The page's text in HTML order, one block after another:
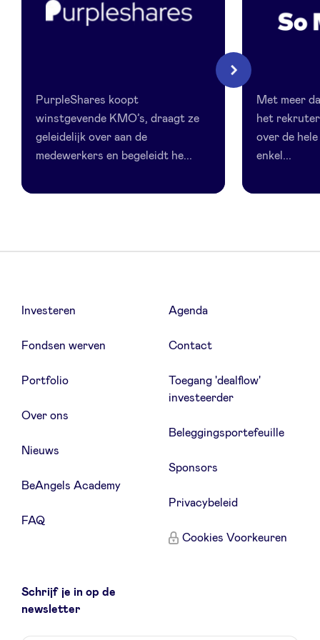
PurpleShares koopt
winstgevende KMO’s, draagt ze
geleidelijk over aan de
medewerkers en begeleidt he...
Met meer
het
over de
enkel...
Volgende
Investeren
Fondsen werven
Portfolio
Over ons
Nieuws
BeAngels Academy
FAQ
Agenda
Contact
Toegang 'dealflow'
investeerder
Beleggingsportefeuille
Sponsors
Privacybeleid
Cookies Voorkeuren
Schrijf je in op de
newsletter